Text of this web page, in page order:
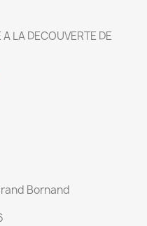
LA DECOUVERTE DE
Bornand